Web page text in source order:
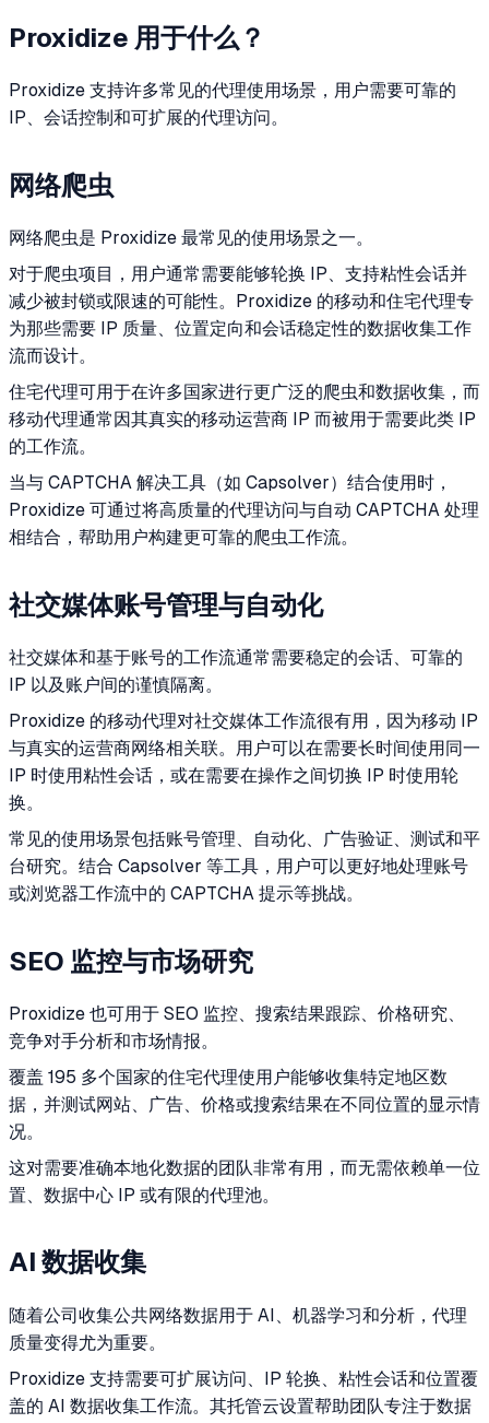
Proxidize 用于什么？
Proxidize 支持许多常见的代理使用场景，用户需要可靠的
IP、会话控制和可扩展的代理访问。
网络爬虫
网络爬虫是 Proxidize 最常见的使用场景之一。
对于爬虫项目，用户通常需要能够轮换 IP、支持粘性会话并
减少被封锁或限速的可能性。Proxidize 的移动和住宅代理专
为那些需要 IP 质量、位置定向和会话稳定性的数据收集工作
流而设计。
住宅代理可用于在许多国家进行更广泛的爬虫和数据收集，而
移动代理通常因其真实的移动运营商 IP 而被用于需要此类 IP
的工作流。
当与 CAPTCHA 解决工具（如 Capsolver）结合使用时，
Proxidize 可通过将高质量的代理访问与自动 CAPTCHA 处理
相结合，帮助用户构建更可靠的爬虫工作流。
社交媒体账号管理与自动化
社交媒体和基于账号的工作流通常需要稳定的会话、可靠的
IP 以及账户间的谨慎隔离。
Proxidize 的移动代理对社交媒体工作流很有用，因为移动 IP
与真实的运营商网络相关联。用户可以在需要长时间使用同一
IP 时使用粘性会话，或在需要在操作之间切换 IP 时使用轮
换。
常见的使用场景包括账号管理、自动化、广告验证、测试和平
台研究。结合 Capsolver 等工具，用户可以更好地处理账号
或浏览器工作流中的 CAPTCHA 提示等挑战。
SEO 监控与市场研究
Proxidize 也可用于 SEO 监控、搜索结果跟踪、价格研究、
竞争对手分析和市场情报。
覆盖 195 多个国家的住宅代理使用户能够收集特定地区数
据，并测试网站、广告、价格或搜索结果在不同位置的显示情
况。
这对需要准确本地化数据的团队非常有用，而无需依赖单一位
置、数据中心 IP 或有限的代理池。
AI 数据收集
随着公司收集公共网络数据用于 AI、机器学习和分析，代理
质量变得尤为重要。
Proxidize 支持需要可扩展访问、IP 轮换、粘性会话和位置覆
盖的 AI 数据收集工作流。其托管云设置帮助团队专注于数据